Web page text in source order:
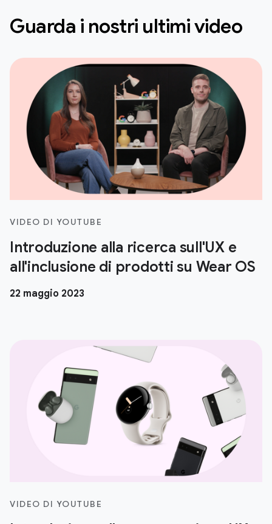
Guarda i nostri ultimi video
VIDEO DI YOUTUBE
Introduzione alla ricerca sull'UX e
all'inclusione di prodotti su Wear OS
22 maggio 2023
VIDEO DI YOUTUBE